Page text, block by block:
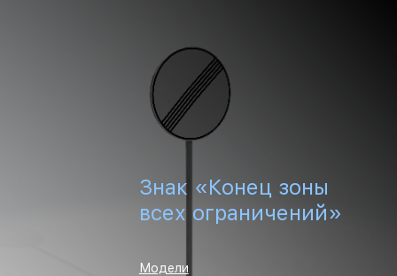
Знак «Конец зоны
всех ограничений»
Модели